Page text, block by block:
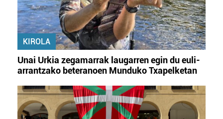
KIROLA
Unai Urkia zegamarrak laugarren egin du euli-
arrantzako beteranoen Munduko Txapelketan